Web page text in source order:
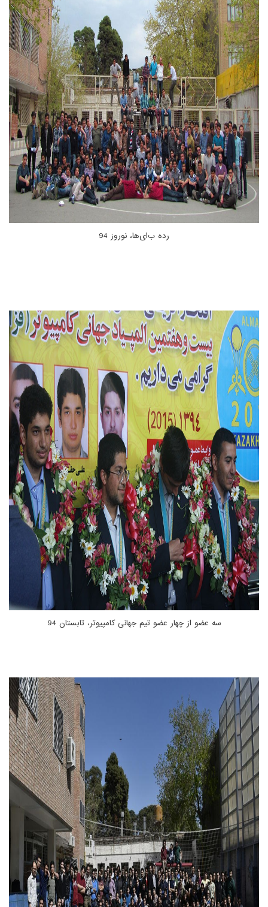
رده ب‌ای‌ها، نوروز 94
سه عضو از چهار عضو تیم جهانی کامپیوتر، تابستان 94